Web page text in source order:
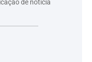
de notícia